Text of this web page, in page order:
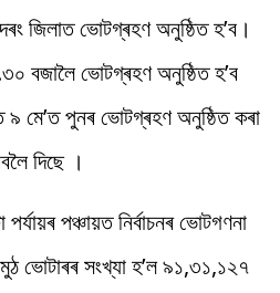
জিলাত ভোটগ্ৰহণ অনুষ্ঠিত হ’ব।
বজালৈ ভোটগ্ৰহণ অনুষ্ঠিত হ’ব
মে’ত পুনৰ ভোটগ্ৰহণ অনুষ্ঠিত কৰা
দিছে ।
পঞ্চায়ত নিৰ্বাচনৰ ভোটগণনা
মুঠ ভোটাৰৰ সংখ্যা হ’ল ৯১,৩১,১২৭